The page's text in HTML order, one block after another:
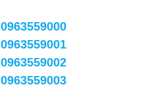
0963559000
0963559001
0963559002
0963559003